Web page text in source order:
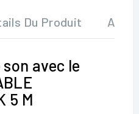
Du Produit Avis
avec le
5 M